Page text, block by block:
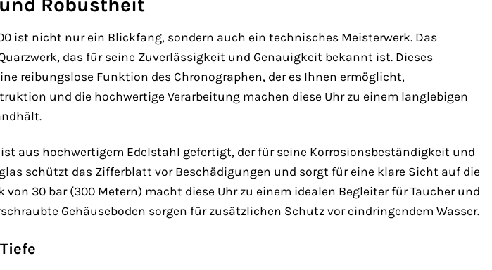
Robustheit
ist nicht nur ein Blickfang, sondern auch ein technisches Meisterwerk. Das
das für seine Zuverlässigkeit und Genauigkeit bekannt ist. Dieses
reibungslose Funktion des Chronographen, der es Ihnen ermöglicht,
und die hochwertige Verarbeitung machen diese Uhr zu einem langlebigen
ist aus hochwertigem Edelstahl gefertigt, der für seine Korrosionsbeständigkeit und
schützt das Zifferblatt vor Beschädigungen und sorgt für eine klare Sicht auf die
30 bar (300 Metern) macht diese Uhr zu einem idealen Begleiter für Taucher und
Gehäuseboden sorgen für zusätzlichen Schutz vor eindringendem Wasser.